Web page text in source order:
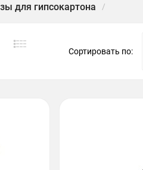
для гипсокартона
Сортировать по: